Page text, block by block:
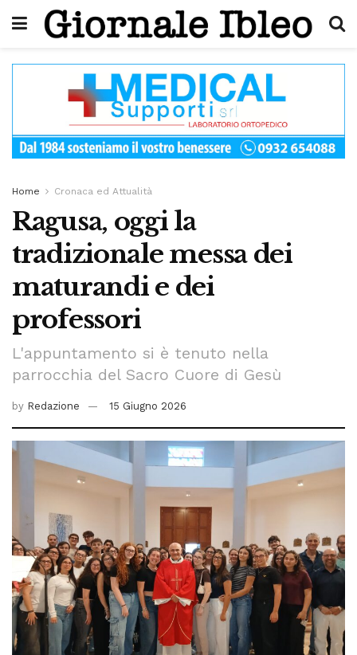
Home Cronaca ed Attualità
Ragusa, oggi la
tradizionale messa dei
maturandi e dei
professori
L'appuntamento si è tenuto nella
parrocchia del Sacro Cuore di Gesù
by Redazione 15 Giugno 2026